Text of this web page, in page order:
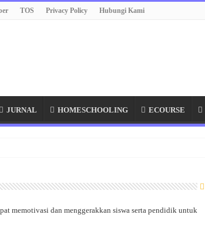
TOS Privacy Policy Hubungi Kami
JURNAL HOMESCHOOLING ECOURSE
memotivasi dan menggerakkan siswa serta pendidik untuk